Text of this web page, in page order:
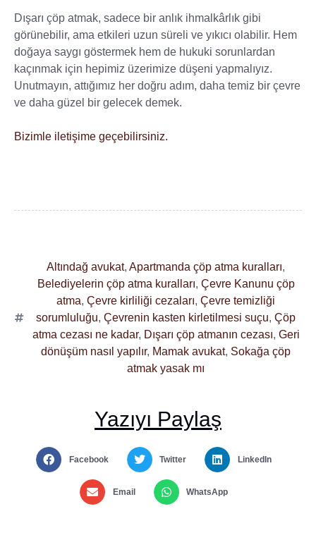
Dışarı çöp atmak, sadece bir anlık ihmalkârlık gibi
görünebilir, ama etkileri uzun süreli ve yıkıcı olabilir. Hem
doğaya saygı göstermek hem de hukuki sorunlardan
kaçınmak için hepimiz üzerimize düşeni yapmalıyız.
Unutmayın, attığımız her doğru adım, daha temiz bir çevre
ve daha güzel bir gelecek demek.
Bizimle iletişime geçebilirsiniz.
Altındağ avukat, Apartmanda çöp atma kuralları,
Belediyelerin çöp atma kuralları, Çevre Kanunu çöp
atma, Çevre kirliliği cezaları, Çevre temizliği
sorumluluğu, Çevrenin kasten kirletilmesi suçu, Çöp
atma cezası ne kadar, Dışarı çöp atmanın cezası, Geri
dönüşüm nasıl yapılır, Mamak avukat, Sokağa çöp
atmak yasak mı
Yazıyı Paylaş
Facebook Twitter LinkedIn
Email WhatsApp